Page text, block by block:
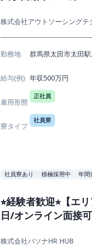
株式会社アウトソーシングテ
勤務地 群馬県太田市太田
給与(例) 年収500万円
雇用形態
正社員
寮タイプ
社員寮
社員寮あり 積極採用中 年間
⭐︎経験者歓迎⭐︎【エ
日/オンライン面接
株式会社パソナHR HUB